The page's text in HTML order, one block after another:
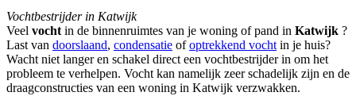
Vochtbestrijder in Katwijk
Veel vocht in de binnenruimtes van je woning of pand in Katwijk ?
Last van doorslaand, condensatie ofoptrekkend vocht in je huis?
Wacht niet langer en schakel direct een vochtbestrijder in om het
probleem te verhelpen. Vocht kan namelijk zeer schadelijk zijn en de
draagconstructies van een woning in Katwijk verzwakken.